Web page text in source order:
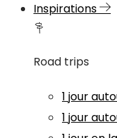
Inspirations
Road trips
1 jour
1 jour